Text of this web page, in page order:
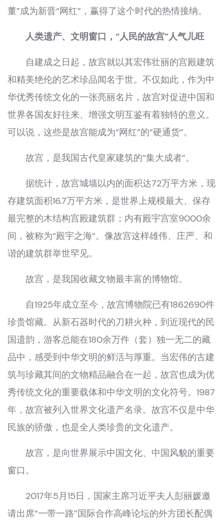
董”成为新晋“网红”，赢得了这个时代的热情接纳。
人类遗产、文明窗口，“人民的故宫”人气儿旺
自建成之日起，故宫就以其宏伟壮丽的宫殿建筑
和精美绝伦的艺术珍品闻名于世。不仅如此，作为中
华优秀传统文化的一张亮丽名片，故宫对促进中国和
世界各国友好往来、增强文明互鉴有着独特的意义。
可以说，这些是故宫能成为“网红”的“硬通货”。
故宫，是我国古代皇家建筑的“集大成者”。
据统计，故宫城墙以内的面积达72万平方米，现
存建筑面积16.7万平方米，是世界上规模最大、保存
最完整的木结构宫殿建筑群；内有殿宇宫室9000余
间，被称为“殿宇之海”。像故宫这样雄伟、庄严、和
谐的建筑群举世罕见。
故宫，是我国收藏文物最丰富的博物馆。
自1925年成立至今，故宫博物院已有1862690件
珍贵馆藏。从新石器时代的刀耕火种，到近现代的民
国遗韵，游客总能在180余万件（套）独一无二的藏
品中，感受到中华文明的鲜活与厚重。当宏伟的古建
筑与珍藏其间的文物精品融合在一起，故宫也成为优
秀传统文化的重要载体和中华文明的文化符号。1987
年，故宫被列入世界文化遗产名录。故宫不仅是中华
民族的骄傲，也是全人类珍贵的文化遗产。
故宫，是向世界展示中国文化、中国风貌的重要
窗口。
2017年5月15日，国家主席习近平夫人彭丽媛邀
请出席“一带一路”国际合作高峰论坛的外方团长配偶